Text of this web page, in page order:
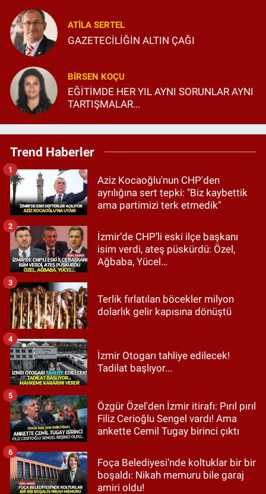
ATILA SERTEL
GAZETECİLİĞİN ALTIN ÇAĞI
BIRSEN KOÇU
EĞİTİMDE HER YIL AYNI SORUNLAR AYNI
TARTIŞMALAR...
Trend Haberler
Aziz Kocaoğlu'nun CHP'den
ayrılığına sert tepki: "Biz kaybettik
ama partimizi terk etmedik"
1
İzmir’de CHP’li eski ilçe başkanı
isim verdi, ateş püskürdü: Özel,
Ağbaba, Yücel…
2
Terlik fırlatılan böcekler milyon
dolarlık gelir kapısına dönüştü
3
İzmir Otogarı tahliye edilecek!
Tadilat başlıyor...
4
Özgür Özel'den İzmir itirafı: Pırıl pırıl
Filiz Cerioğlu Sengel vardı! Ama
ankette Cemil Tugay birinci çıktı
5
Foça Belediyesi’nde koltuklar bir bir
boşaldı: Nikah memuru bile garaj
amiri oldu!
6